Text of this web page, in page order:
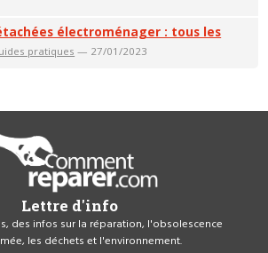
électroménager : tous les
pratiques — 27/01/2023
Lettre d'info
des infos sur la réparation, l'obsolescence
les déchets et l'environnement.